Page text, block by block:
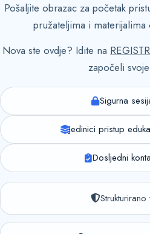
Pošaljite obrazac za početak
pružateljima i
Nova ste ovdje? Idite na
započeli
Sigurna
Jedinici pristup
Dosljedni